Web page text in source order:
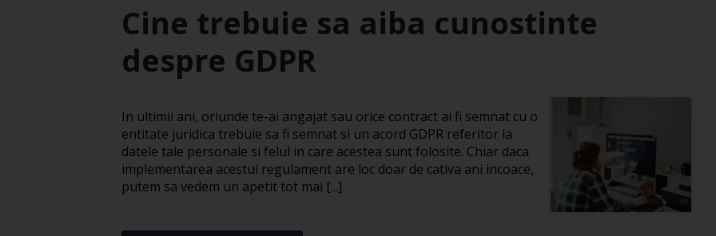
Cine trebuie sa aiba cunostinte
despre GDPR
In ultimii ani, oriunde te-ai angajat sau orice contract ai fi semnat cu o
entitate juridica trebuie sa fi semnat si un acord GDPR referitor la
datele tale personale si felul in care acestea sunt folosite. Chiar daca
implementarea acestui regulament are loc doar de cativa ani incoace,
putem sa vedem un apetit tot mai [...]